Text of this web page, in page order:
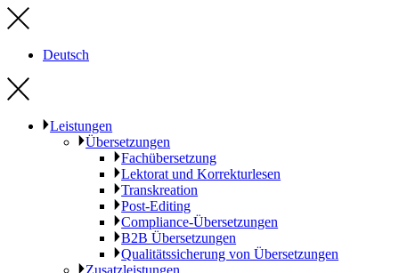
Deutsch
Leistungen
Übersetzungen
Fachübersetzung
Lektorat und Korrekturlesen
Transkreation
Post-Editing
Compliance-Übersetzungen
B2B Übersetzungen
Qualitätssicherung von Übersetzungen
Zusatzleistungen